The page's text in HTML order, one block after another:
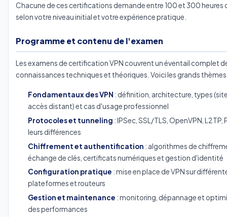
Chacune de ces certifications demande entre 100 et 300 heures
selon votre niveau initial et votre expérience pratique.
Programme et contenu de l'examen
Les examens de certification VPN couvrent un éventail complet
connaissances techniques et théoriques. Voici les grands
Fondamentaux des VPN : définition, architecture, types
accès distant) et cas d'usage professionnel
Protocoles et tunneling : IPSec, SSL/TLS, OpenVPN, L2TP,
leurs différences
Chiffrement et authentification : algorithmes de
échange de clés, certificats numériques et gestion d'identité
Configuration pratique : mise en place de VPN sur
plateformes et routeurs
Gestion et maintenance : monitoring, dépannage et
des performances